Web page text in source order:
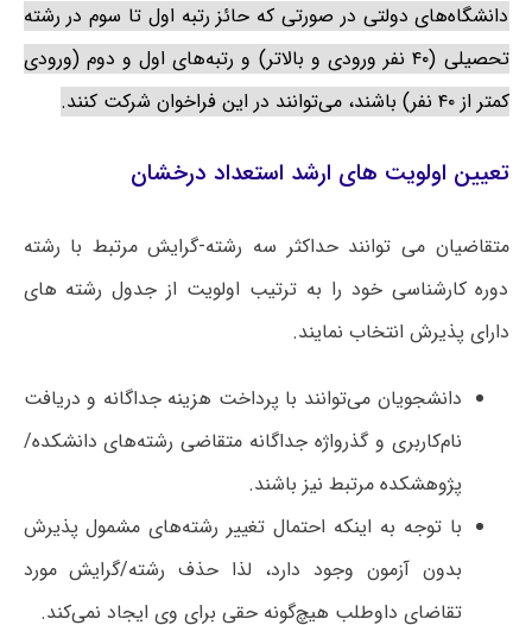
دانشگاه‌های دولتی در صورتی که حائز رتبه اول تا سوم در رشته
تحصیلی (۴۰ نفر ورودی و بالاتر) و رتبه‌های اول و دوم (ورودی
کمتر از ۴۰ نفر) باشند، می‌توانند در این فراخوان شرکت کنند.
تعیین اولویت های ارشد استعداد درخشان
متقاضیان می توانند حداکثر سه رشته-گرایش مرتبط با رشته
دوره کارشناسی خود را به ترتیب اولویت از جدول رشته های
دارای پذیرش انتخاب نمایند.
دانشجویان می‌توانند با پرداخت هزینه جداگانه و دریافت
نام‌کاربری و گذرواژه جداگانه متقاضی رشته‌های دانشکده/
پژوهشکده مرتبط نیز باشند.
با توجه به اینکه احتمال تغییر رشته‌های مشمول پذیرش
بدون آزمون وجود دارد، لذا حذف رشته/گرایش مورد
تقاضای داوطلب هیچ‌گونه حقی برای وی ایجاد نمی‌کند.